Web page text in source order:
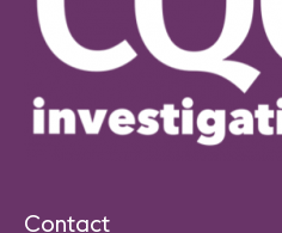
Contact